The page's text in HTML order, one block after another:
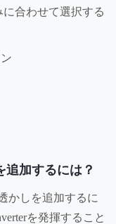
合わせて選択する
追加するには？
かしを追加するに
を発揮すること